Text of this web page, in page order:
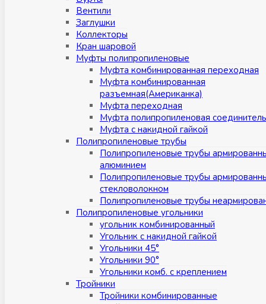
Вентили
Заглушки
Коллекторы
Кран шаровой
Муфты полипропиленовые
Муфта комбинированная переходная
Муфта комбинированная
разъемная(Американка)
Муфта переходная
Муфта полипропиленовая
Муфта с накидной гайкой
Полипропиленовые трубы
Полипропиленовые трубы
алюминием
Полипропиленовые трубы
стекловолокном
Полипропиленовые трубы
Полипропиленовые угольники
угольник комбинированный
Угольник с накидной гайкой
Угольники 45°
Угольники 90°
Угольники комб. с креплением
Тройники
Тройники комбинированные